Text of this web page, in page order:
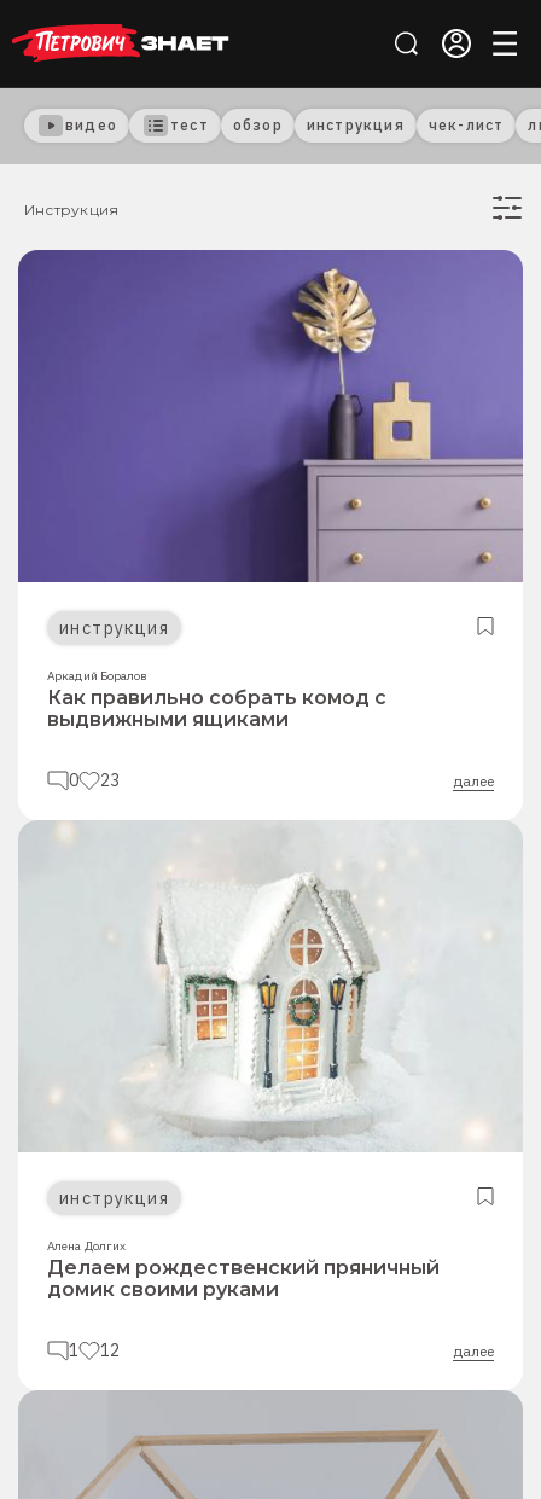
видео тест обзор инструкция чек-лист
Инструкция
инструкция
Аркадий Боралов
Как правильно собрать комод с
выдвижными ящиками
0 23 далее
инструкция
Алена Долгих
Делаем рождественский пряничный
домик своими руками
1 12 далее